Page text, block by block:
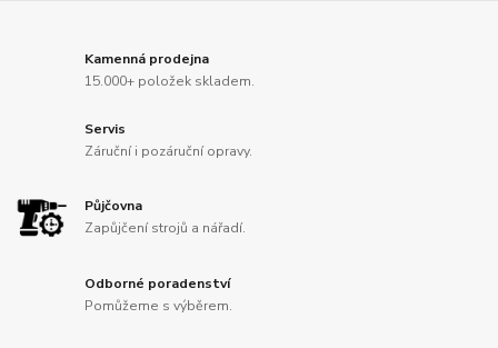
Kamenná prodejna
15.000+ položek skladem.
Servis
Záruční i pozáruční opravy.
Půjčovna
Zapůjčení strojů a nářadí.
Odborné poradenství
Pomůžeme s výběrem.